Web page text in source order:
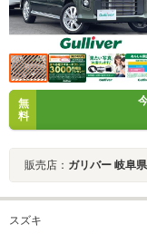
無
料
販売店： ガリバー 岐阜
スズキ